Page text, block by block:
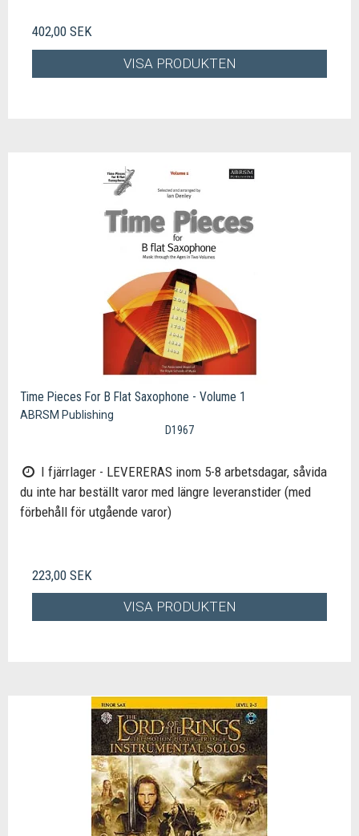
402,00 SEK
VISA PRODUKTEN
Time Pieces For B Flat Saxophone - Volume 1
ABRSM Publishing
D1967
I fjärrlager - LEVERERAS inom 5-8 arbetsdagar, såvida
du inte har beställt varor med längre leveranstider (med
förbehåll för utgående varor)
223,00 SEK
VISA PRODUKTEN